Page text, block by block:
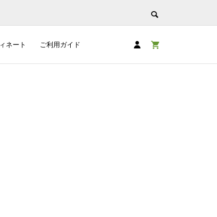
ネート ご利用ガイド